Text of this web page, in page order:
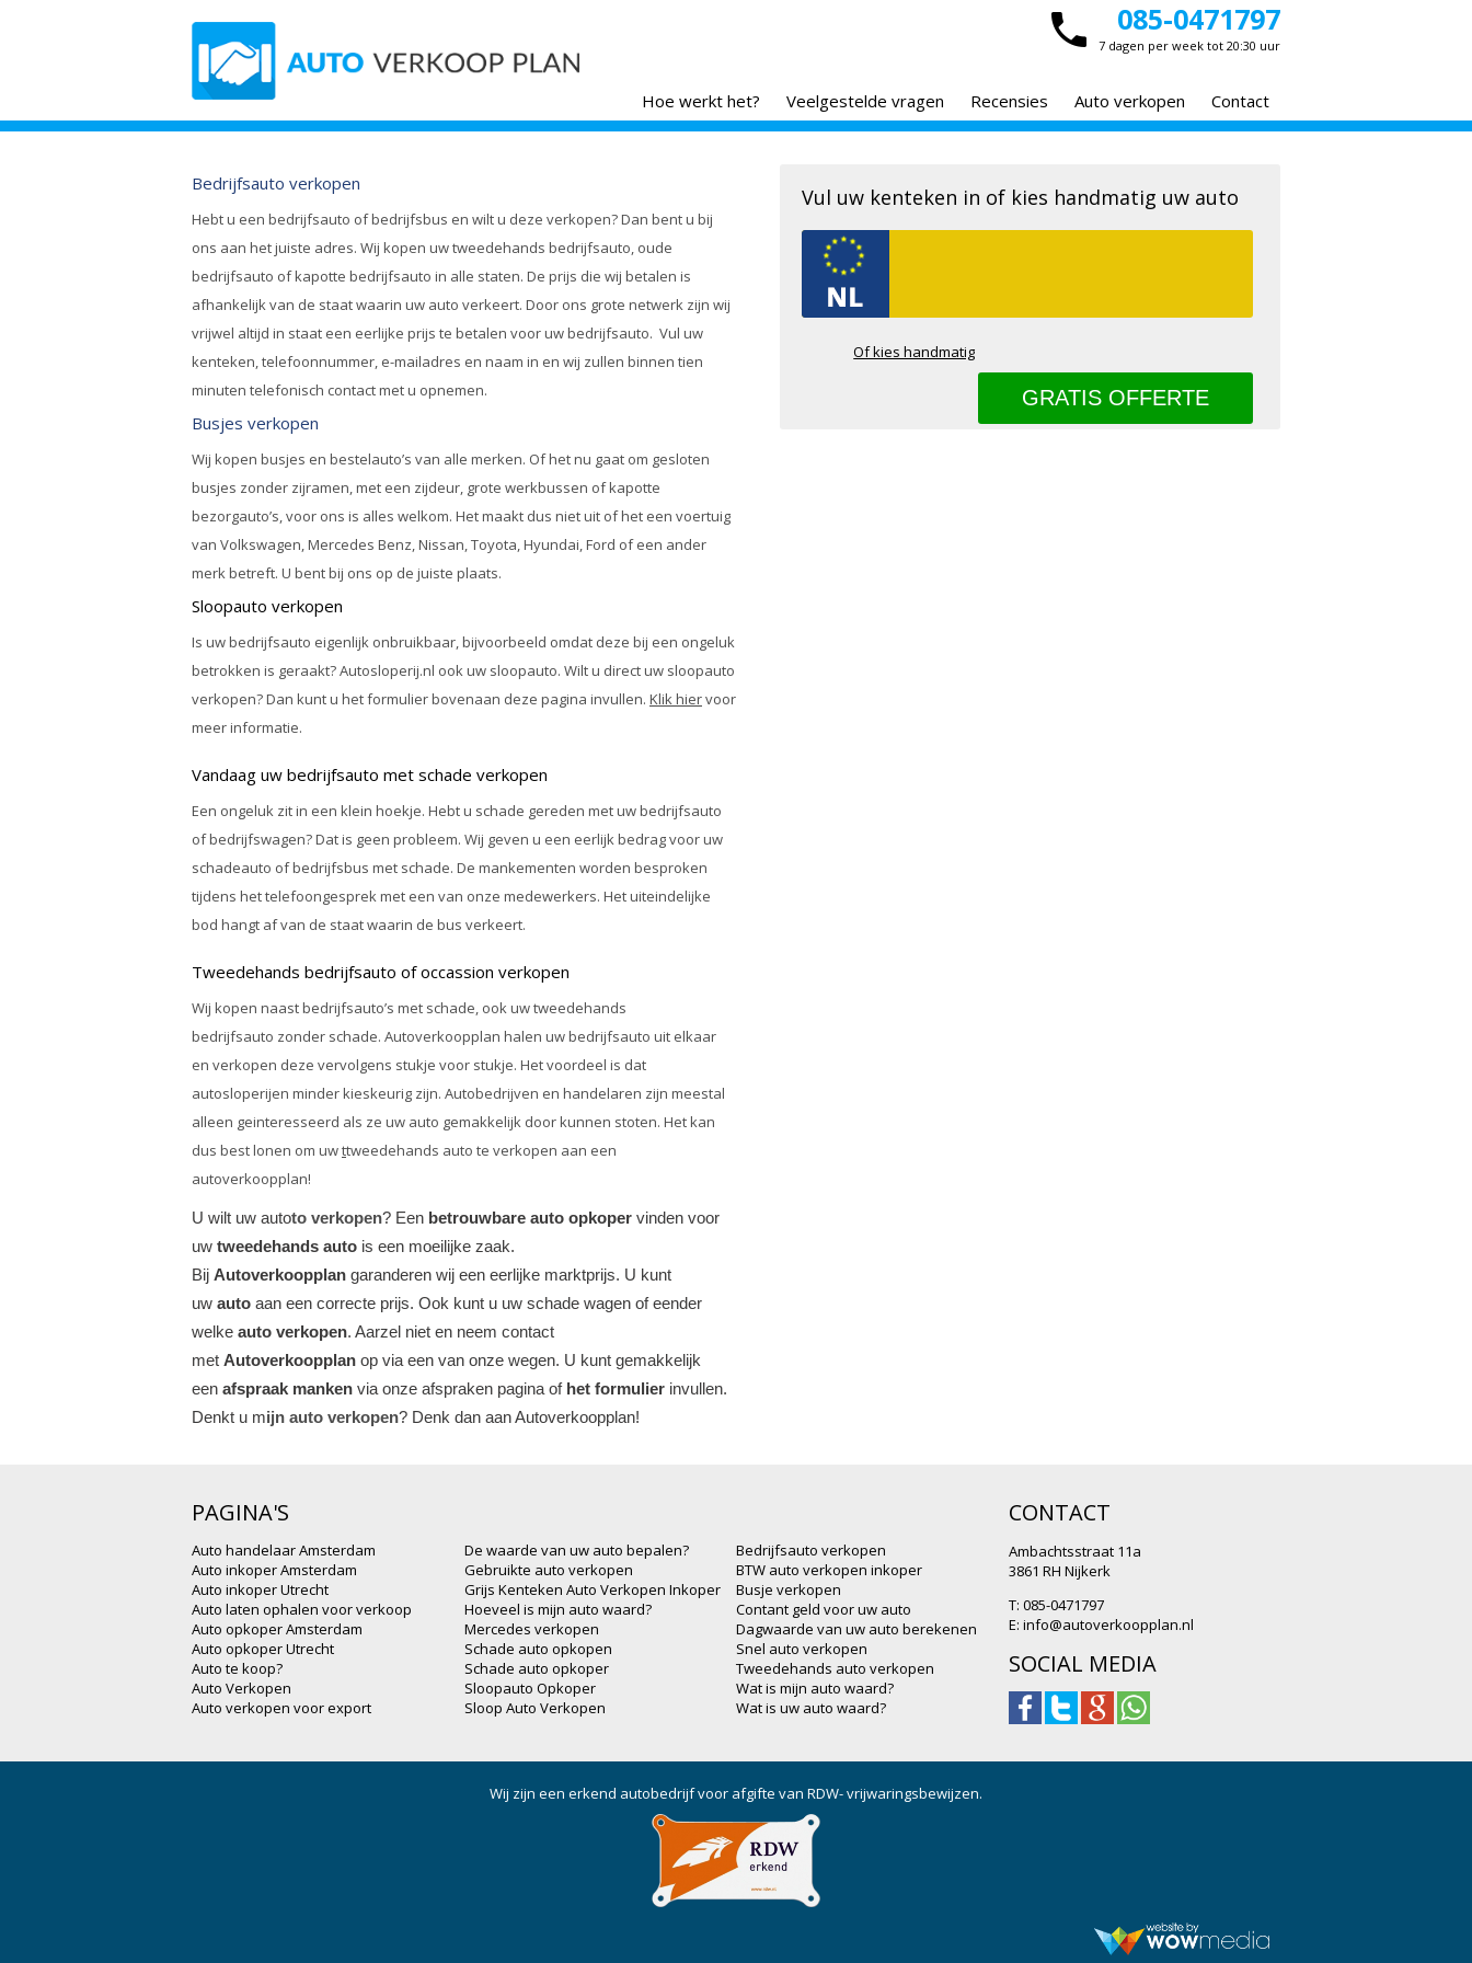
085-0471797
7 dagen per week tot 20:30 uur
Hoe werkt het? Veelgestelde vragen Recensies Auto verkopen Contact
Bedrijfsauto verkopen
Hebt u een bedrijfsauto ofbedrijfsbus en wilt u deze verkopen? Dan bent u bij
ons aan het juiste adres. Wij kopen uwtweedehands bedrijfsauto, oude
bedrijfsauto ofkapotte bedrijfsauto in alle staten. De prijs die wij betalen is
afhankelijk van de staat waarin uw auto verkeert. Door ons grote netwerk zijn wij
vrijwel altijd in staat een eerlijke prijs te betalen voor uw bedrijfsauto. Vul uw
kenteken, telefoonnummer, e-mailadres en naam in en wij zullen binnen tien
minuten telefonisch contact met u opnemen.
Busjes verkopen
Wij kopen busjes en bestelauto’s van alle merken. Of het nu gaat om gesloten
busjes zonder zijramen, met een zijdeur, grote werkbussen of kapotte
bezorgauto’s, voor ons is alles welkom. Het maakt dus niet uit of het een voertuig
van Volkswagen, Mercedes Benz, Nissan, Toyota, Hyundai, Ford of een ander
merk betreft. U bent bij ons op de juiste plaats.
Sloopauto verkopen
Is uwbedrijfsauto eigenlijk onbruikbaar, bijvoorbeeld omdat deze bij een ongeluk
betrokken is geraakt? Autosloperij.nl ook uw sloopauto. Wilt u direct uw sloopauto
verkopen? Dan kunt u het formulier bovenaan deze pagina invullen. Klik hiervoor
meer informatie.
Vandaag uw bedrijfsauto met schade verkopen
Een ongeluk zit in een klein hoekje. Hebt u schade gereden met uw bedrijfsauto
ofbedrijfswagen? Dat is geen probleem. Wij geven u een eerlijk bedrag voor uw
schadeauto of bedrijfsbus met schade. De mankementen worden besproken
tijdens het telefoongesprek met een van onze medewerkers. Het uiteindelijke
bod hangt af van de staat waarin de bus verkeert.
Tweedehands bedrijfsauto of occassion verkopen
Wij kopen naastbedrijfsauto’s met schade, ook uwtweedehands
bedrijfsauto zonder schade. Autoverkoopplan halen uw bedrijfsauto uit elkaar
en verkopen deze vervolgens stukje voor stukje. Het voordeel is dat
autosloperijen minder kieskeurig zijn. Autobedrijven en handelaren zijn meestal
alleen geinteresseerd als ze uw auto gemakkelijk door kunnen stoten. Het kan
dus best lonen om uwttweedehands auto te verkopen aan een
autoverkoopplan!
U wilt uw autoto verkopen? Een betrouwbare auto opkoper vinden voor
uw tweedehands auto is een moeilijke zaak.
Bij Autoverkoopplan garanderen wij een eerlijke marktprijs. U kunt
uw auto aan een correcte prijs. Ook kunt u uw schade wagen of eender
welke auto verkopen. Aarzel niet en neem contact
met Autoverkoopplan op via een van onze wegen. U kunt gemakkelijk
een afspraak manken via onze afspraken pagina of het formulier invullen.
Denkt u mijn auto verkopen? Denk dan aan Autoverkoopplan!
Vul uw kenteken in of kies handmatig uw auto
Of kies handmatig
PAGINA'S
Auto handelaar Amsterdam
Auto inkoper Amsterdam
Auto inkoper Utrecht
Auto laten ophalen voor verkoop
Auto opkoper Amsterdam
Auto opkoper Utrecht
Auto te koop?
Auto Verkopen
Auto verkopen voor export
De waarde van uw auto bepalen?
Gebruikte auto verkopen
Grijs Kenteken Auto Verkopen Inkoper
Hoeveel is mijn auto waard?
Mercedes verkopen
Schade auto opkopen
Schade auto opkoper
Sloopauto Opkoper
Sloop Auto Verkopen
Bedrijfsauto verkopen
BTW auto verkopen inkoper
Busje verkopen
Contant geld voor uw auto
Dagwaarde van uw auto berekenen
Snel auto verkopen
Tweedehands auto verkopen
Wat is mijn auto waard?
Wat is uw auto waard?
CONTACT
Ambachtsstraat 11a
3861 RH Nijkerk
T: 085-0471797
E: info@autoverkoopplan.nl
SOCIAL MEDIA
Wij zijn een erkend autobedrijf voor afgifte van RDW- vrijwaringsbewijzen.